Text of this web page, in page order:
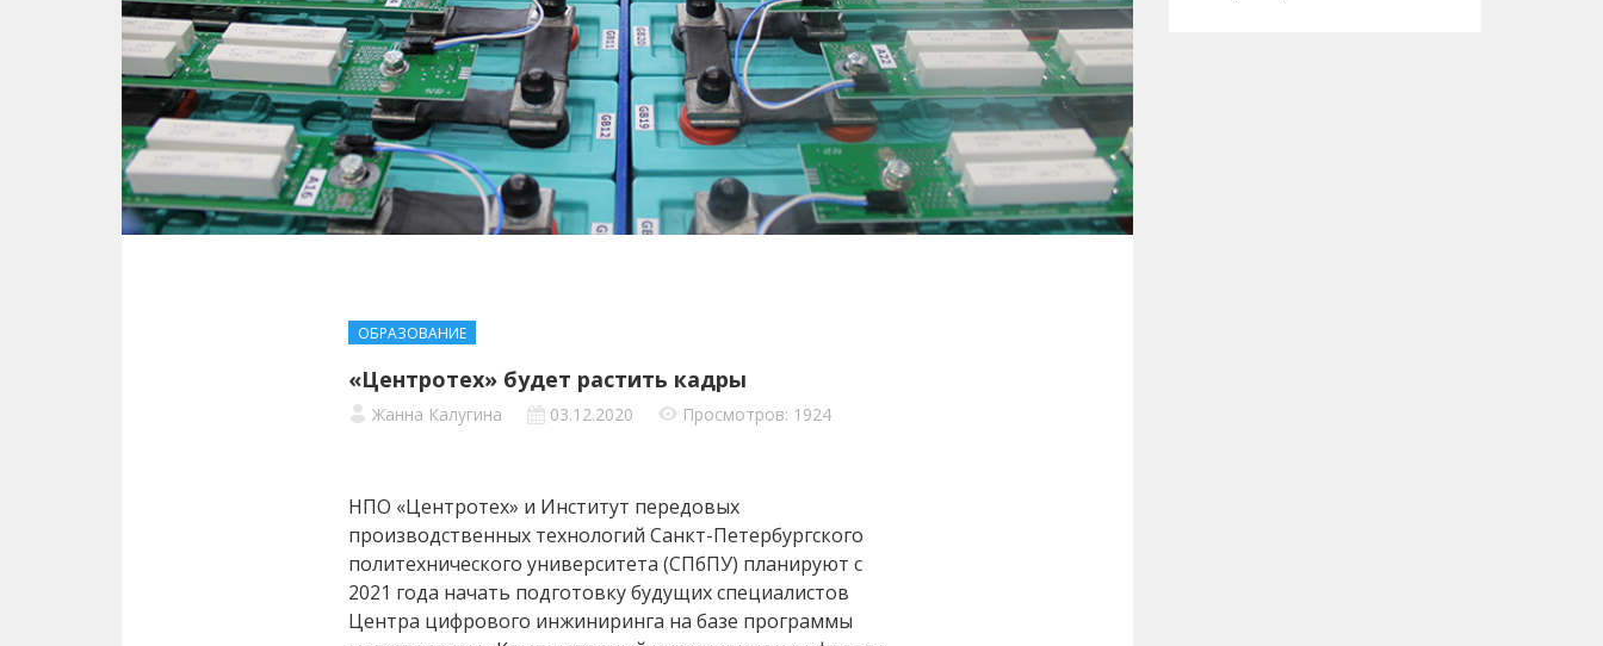
ОБРАЗОВАНИЕ
«Центротех» будет растить кадры
Жанна Калугина 03.12.2020 Просмотров: 1924
НПО «Центротех» и Институт передовых
производственных технологий Санкт-Петербургского
политехнического университета (СПбПУ) планируют с
2021 года начать подготовку будущих специалистов
Центра цифрового инжиниринга на базе программы